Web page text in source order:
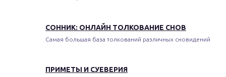
СОННИК: ОНЛАЙН ТОЛКОВАНИЕ СНОВ
Самая большая база толкований различных сновидений
ПРИМЕТЫ И СУЕВЕРИЯ